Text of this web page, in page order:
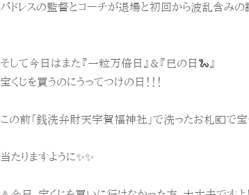
パドレスの監督とコーチが退場と初回から波乱含み
そして今日はまた『一粒万倍日』&『巳の日🐍』
宝くじを買うのにうってつけの日！！！
この前「銭洗弁財天宇賀福神社」で洗ったお札💶で宝
当たりますように✨✨